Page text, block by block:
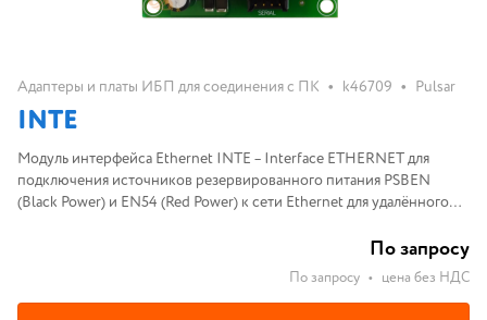
Адаптеры и платы ИБП для соединения с ПК • k46709 • Pulsar
INTE
Модуль интерфейса Ethernet INTE – Interface ETHERNET для
подключения источников резервированного питания PSBEN
(Black Power) и EN54 (Red Power) к сети Ethernet для удалённого
По запросу
По запросу • цена без НДС